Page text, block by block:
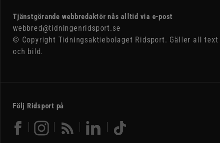
Tjänstgörande webbredaktör nås alltid via e-post
webbred@tidningenridsport.se
© Copyright Tidningsaktiebolaget Ridsport. Gäller all text
och bild.
Följ Ridsport på